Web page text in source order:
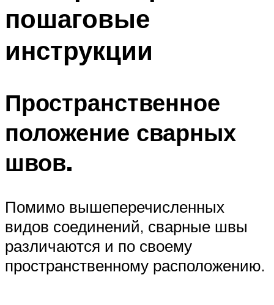
пошаговые
инструкции
Пространственное
положение сварных
швов.
Помимо вышеперечисленных
видов соединений, сварные швы
различаются и по своему
пространственному расположению.